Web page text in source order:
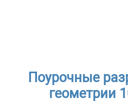
Поурочные
геометрии